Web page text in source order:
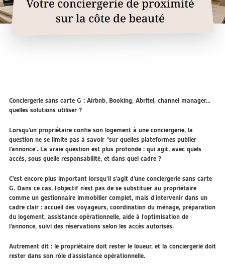
Conciergerie sans carte G : Airbnb, Booking, Abritel, channel manager…
quelles solutions utiliser ?
Lorsqu’un propriétaire confie son logement à une conciergerie, la
question ne se limite pas à savoir “sur quelles plateformes publier
l’annonce”. La vraie question est plus profonde : qui agit, avec quels
accès, sous quelle responsabilité, et dans quel cadre ?
C’est encore plus important lorsqu’il s’agit d’une conciergerie sans carte
G. Dans ce cas, l’objectif n’est pas de se substituer au propriétaire
comme un gestionnaire immobilier complet, mais d’intervenir dans un
cadre clair : accueil des voyageurs, coordination du ménage, préparation
du logement, assistance opérationnelle, aide à l’optimisation de
l’annonce, suivi des réservations selon les accès autorisés.
Autrement dit : le propriétaire doit rester le loueur, et la conciergerie doit
rester dans son rôle d’assistance opérationnelle.